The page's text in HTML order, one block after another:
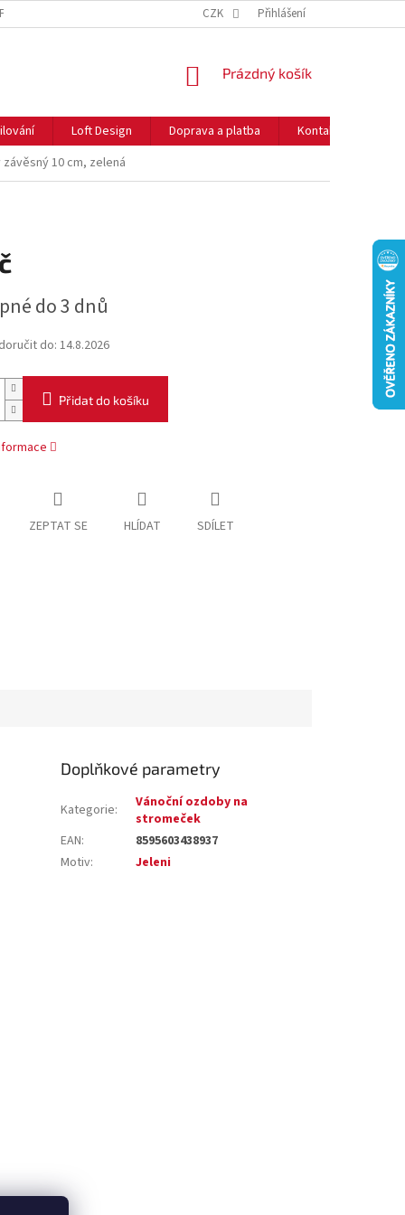
O COOKIES NEJČASTĚJŠÍ OTÁZKY
CZK Přihlášení
NÁKUPNÍ
Prázdný košík
Loft Design Doprava a platba Kontakty
10 cm, zelená
do 3 dnů
do: 14.8.2026
Přidat do košíku
ZEPTAT SE HLÍDAT SDÍLET
Doplňkové parametry
Kategorie:
Vánoční ozdoby na
stromeček
EAN:
8595603438937
Motiv: Jeleni